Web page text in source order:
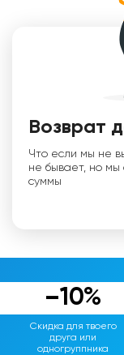
Возврат
Что если мы не
не бывает, но
суммы
–10%
Скидка для твоего
друга или
одногруппника